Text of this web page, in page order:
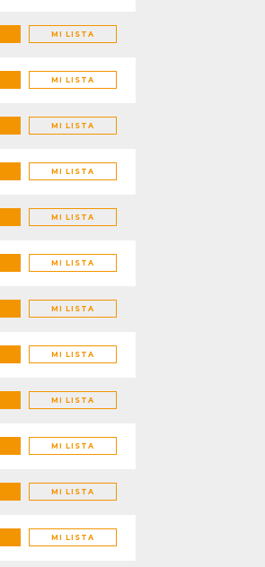
MI LISTA
MI LISTA
MI LISTA
MI LISTA
MI LISTA
MI LISTA
MI LISTA
MI LISTA
MI LISTA
MI LISTA
MI LISTA
MI LISTA